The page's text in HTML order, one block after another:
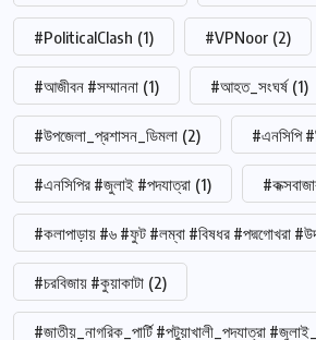
#PoliticalClash (1) #VPNoor (2)
#আজীবন #সম্মাননা (1) #আহত_সংঘর্ষ (1)
#উপজেলা_প্রশাসন_ডিমলা (2) #এনসিপি
#এনসিপির #জুলাই #পদযাত্রা (1)
#কলাপাড়ায় #৬ #ফুট #লম্বা #বিষধর #পদ্মগোখরা
#চরবিজায় #কুয়াকাটা (2)
#জাতীয়_নাগরিক_পার্টি #পটুয়াখালী_পদযাত্রা